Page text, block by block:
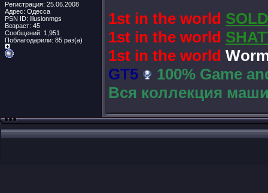
Регистрация: 25.06.2008
Адрес: Одесса
PSN ID: illusionmgs
Возраст: 45
Сообщений: 1,951
Поблагодарили: 85 раз(а)
1st in the world
1st in the world
1st in the world
GT5
100% Game
Вся коллекция